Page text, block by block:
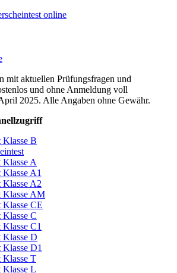
online
mit aktuellen Prüfungsfragen und
und ohne Anmeldung voll
2025. Alle Angaben ohne Gewähr.
Klasse B
Klasse A
Klasse A1
Klasse A2
Klasse AM
Klasse CE
Klasse C
Klasse C1
Klasse D
Klasse D1
Klasse T
Klasse L